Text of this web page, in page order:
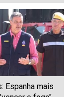
Espanha mais